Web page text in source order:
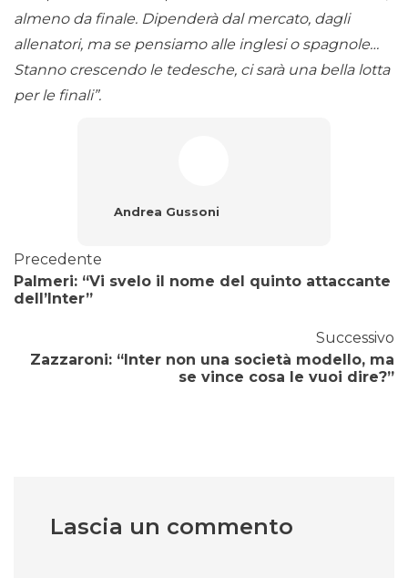
almeno da finale. Dipenderà dal mercato, dagli
allenatori, ma se pensiamo alle inglesi o spagnole…
Stanno crescendo le tedesche, ci sarà una bella lotta
per le finali”.
Andrea Gussoni
Precedente
Palmeri: “Vi svelo il nome del quinto attaccante
dell’Inter”
Successivo
Zazzaroni: “Inter non una società modello, ma
se vince cosa le vuoi dire?”
Lascia un commento